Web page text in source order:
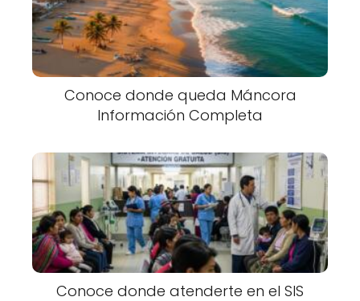
Conoce donde queda Máncora
Información Completa
Conoce donde atenderte en el SIS